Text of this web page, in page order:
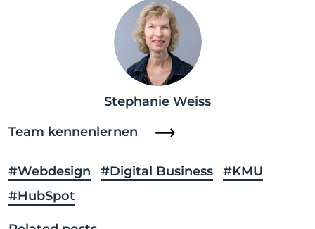
Stephanie Weiss
Team kennenlernen
#Webdesign #Digital Business
#KMU
#HubSpot